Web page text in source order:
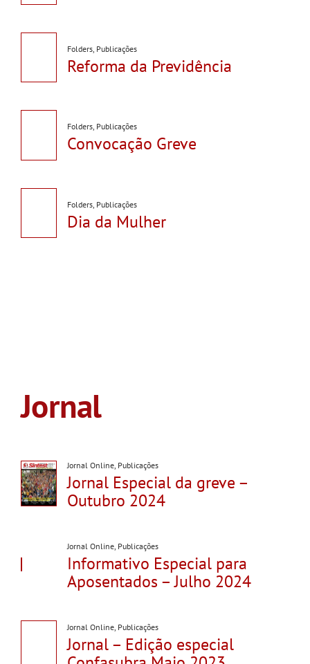
Folders Publicações
Reforma da Previdência
Folders, Publicações
Convocação Greve
Folders Publicações
Dia da Mulher
Jornal
Jornal Online, Publicações
Jornal Especial da greve –
Outubro 2024
Jornal Online, Publicações
Informativo Especial para
Aposentados – Julho 2024
Jornal Online, Publicações
Jornal – Edição especial